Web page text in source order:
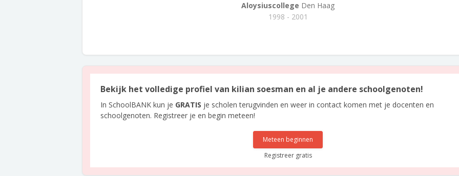
Aloysiuscollege Den Haag
1998 - 2001
Bekijk het volledige profiel van kilian soesman en al je andere schoolgenoten!
In SchoolBANK kun je GRATIS je scholen terugvinden en weer in contact komen met je docenten en
schoolgenoten. Registreer je en begin meteen!
Meteen beginnen
Registreer gratis